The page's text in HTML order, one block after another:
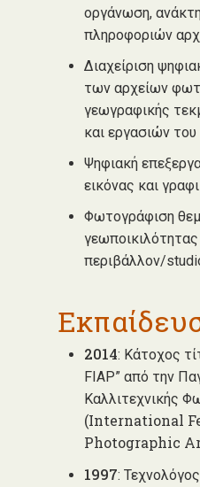
οργάνωση,
πληροφοριών
Διαχείριση
των αρχείων
γεωγραφικής
και εργασιών του
Ψηφιακή
εικόνας και
Φωτογράφιση
περιβάλλον/
2014: Κάτοχος
FIAP” από την
Καλλιτεχνικής
(International
Photographic
1997: